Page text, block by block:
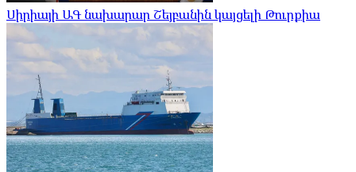
Սիրիայի ԱԳ նախարար Շեյբանին կայցելի Թուրքիա